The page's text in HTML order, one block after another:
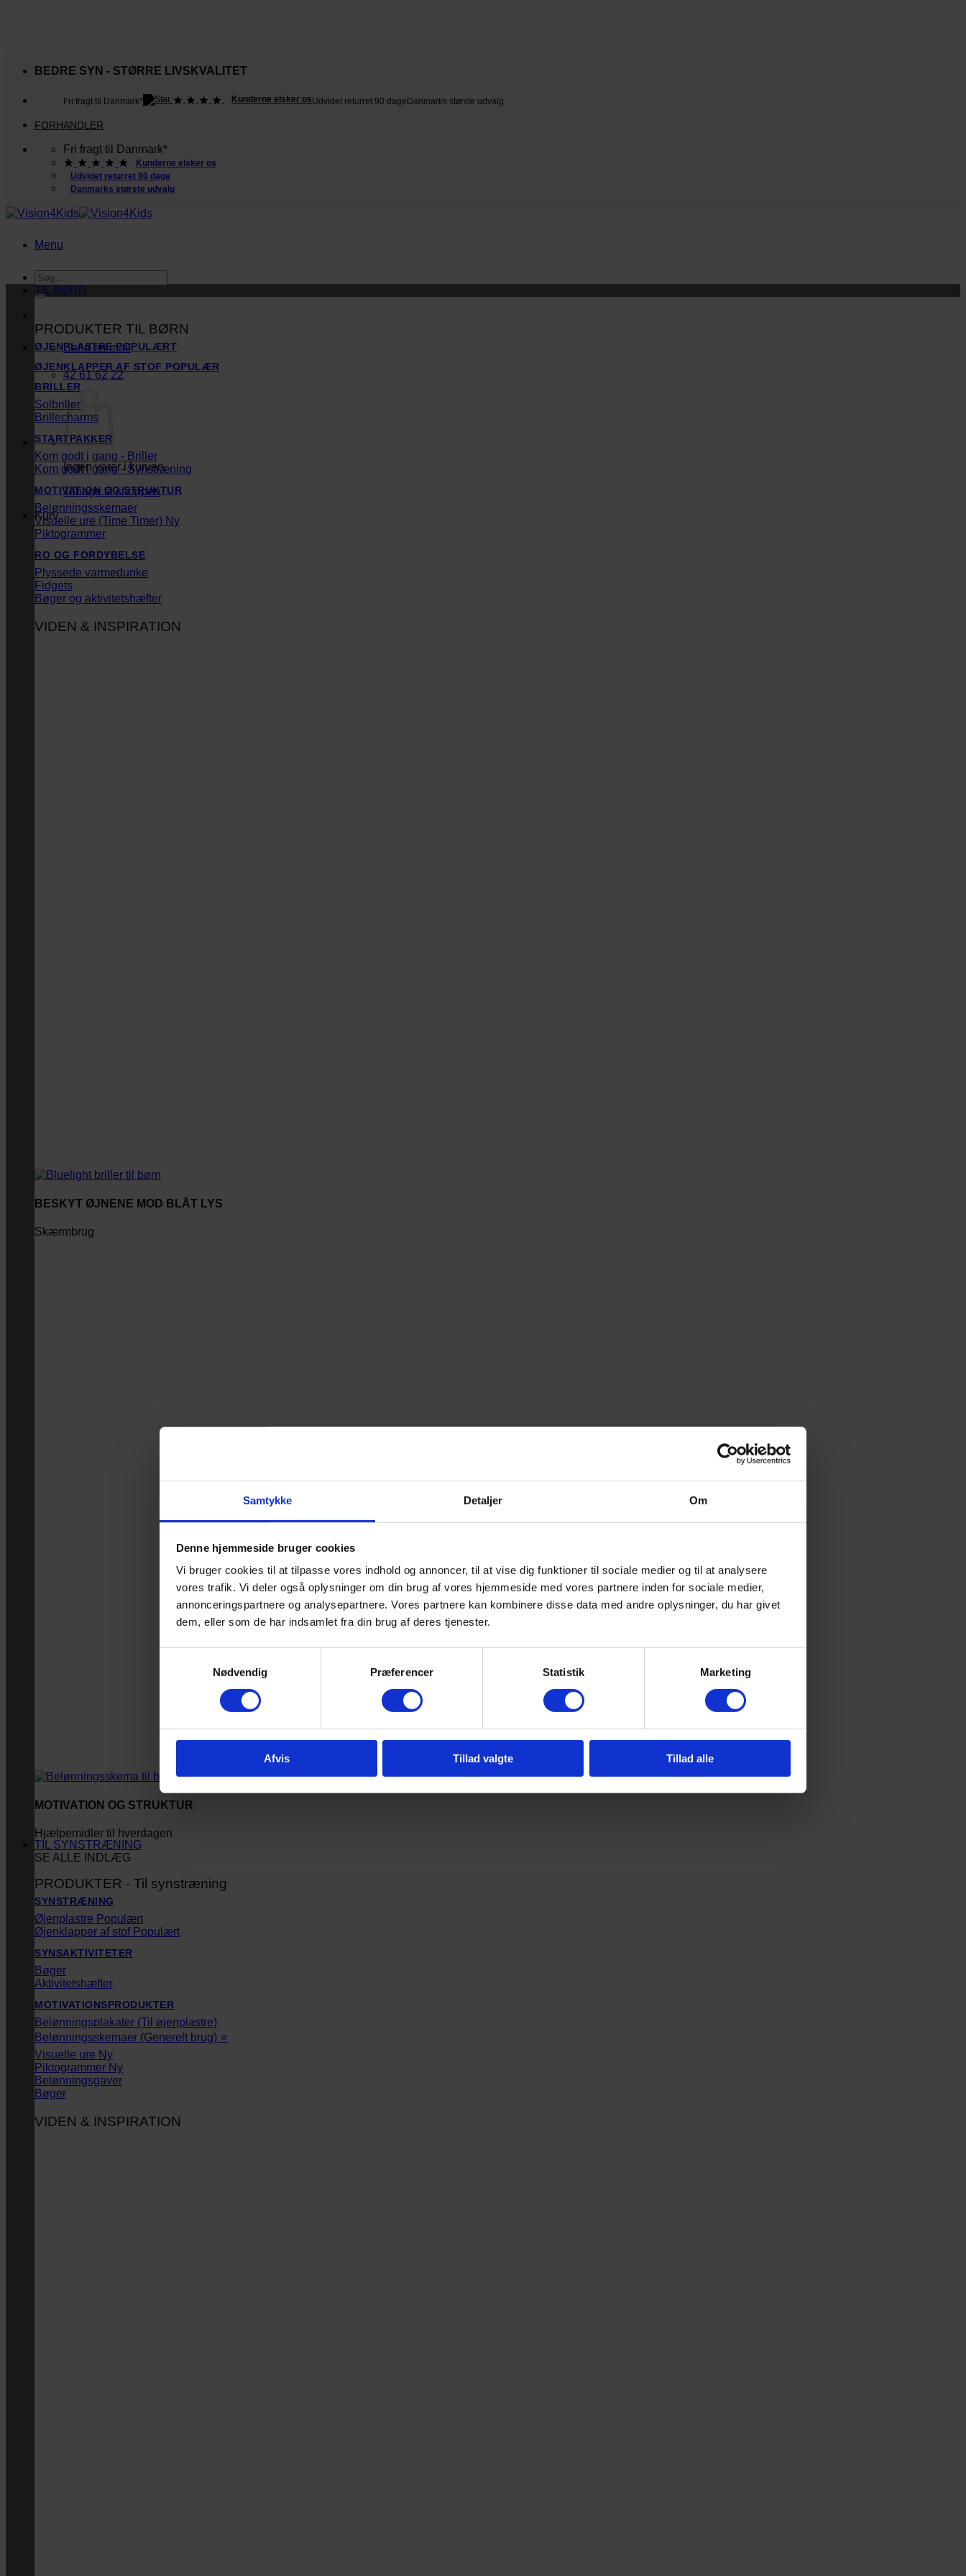
Samtykke Detaljer Om
Denne hjemmeside bruger cookies
Vi bruger cookies til at tilpasse vores indhold og annoncer, til at vise dig funktioner til sociale medier og til at analysere
vores trafik. Vi deler også oplysninger om din brug af vores hjemmeside med vores partnere inden for sociale medier,
annonceringspartnere og analysepartnere. Vores partnere kan kombinere disse data med andre oplysninger, du har givet
dem, eller som de har indsamlet fra din brug af deres tjenester.
Nødvendig
Præferencer Statistik Marketing
Afvis Tillad valgte Tillad alle
BEDRE SYN - STØRRE LIVSKVALITET
Fri fragt til Danmark* Kunderne elsker osUdvidet returret 90 dage Danmarks største udvalg
FORHANDLER
Fri fragt til Danmark*
Kunderne elsker os
Udvidet returret 90 dage
Danmarks største udvalg
Menu
Søg
efter:
Send en mail
42 61 62 22
Ingen varer i kurven.
Tilbage til shoppen
Kurv
TIL BØRN
PRODUKTER TIL BØRN
ØJENPLASTRE
ØJENKLAPPER AF STOF
BRILLER
Solbriller
Brillecharms
STARTPAKKER
Kom godt i gang - Briller
Kom godt i gang - Synstræning
MOTIVATION OG STRUKTUR
Belønningsskemaer
Visuelle ure (Time Timer)
Piktogrammer
RO OG FORDYBELSE
Plyssede varmedunke
Fidgets
Bøger og aktivitetshæfter
VIDEN & INSPIRATION
BESKYT ØJNENE MOD BLÅT LYS
Skærmbrug
MOTIVATION OG STRUKTUR
Hjælpemidler til hverdagen
SE ALLE INDLÆG
TIL SYNSTRÆNING
PRODUKTER - Til synstræning
SYNSTRÆNING
Øjenplastre
Øjenklapper af stof
SYNSAKTIVITETER
Bøger
Aktivitetshæfter
MOTIVATIONSPRODUKTER
Belønningsplakater (Til øjenplastre)
Belønningsskemaer (Generelt brug) ⭐
Visuelle ure
Piktogrammer
Belønningsgaver
Bøger
VIDEN & INSPIRATION